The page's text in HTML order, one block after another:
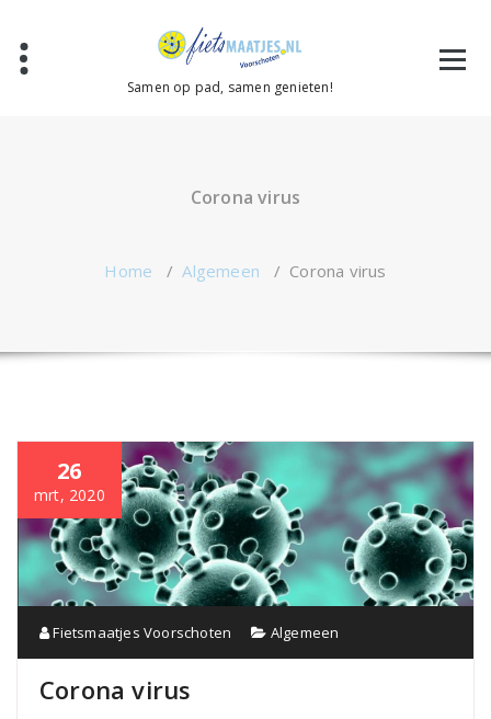
inhoud
Samen op pad, samen genieten!
Corona virus
Home /Algemeen / Corona virus
26
mrt, 2020
Fietsmaatjes Voorschoten Algemeen
Corona virus